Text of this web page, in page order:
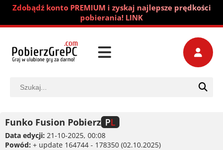
Zdobądź konto PREMIUM i zyskaj najlepsze prędkości
pobierania! LINK
Funko Fusion Pobierz PL
Data edycji: 21-10-2025, 00:08
Powód: + update 164744 - 178350 (02.10.2025)